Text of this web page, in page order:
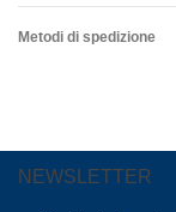
Metodi di spedizione
NEWSLETTER